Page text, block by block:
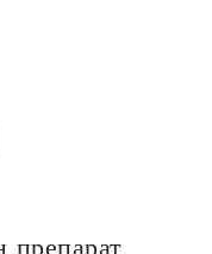
препарат